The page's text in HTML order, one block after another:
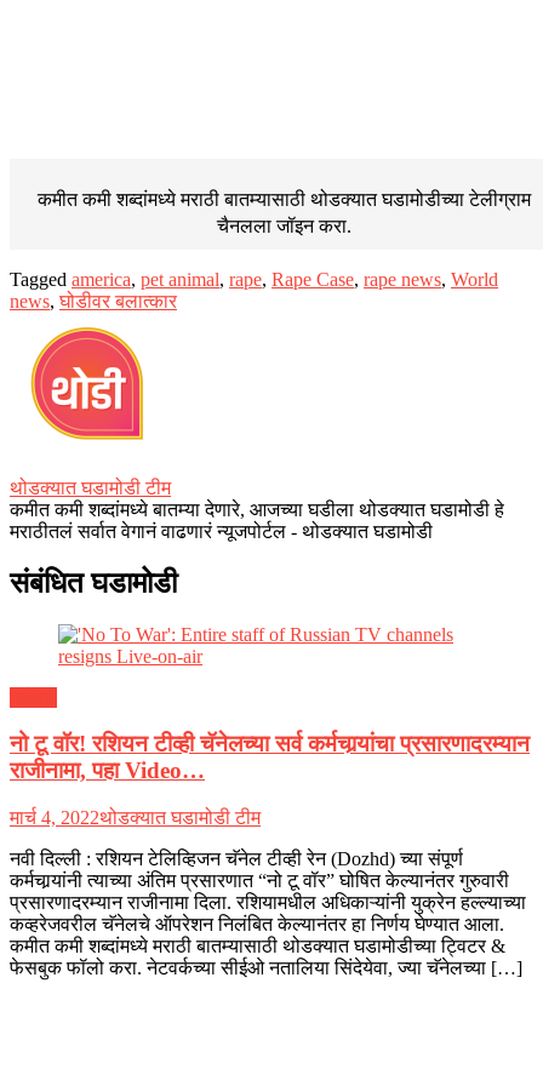
कमीत कमी शब्दांमध्ये मराठी बातम्यासाठी थोडक्यात घडामोडीच्याटेलीग्राम
चैनलला जॉइन करा.
Tagged america, pet animal, rape, Rape Case, rape news, World
news,घोडीवर बलात्कार
थोडक्यात घडामोडी टीम
कमीत कमी शब्दांमध्ये बातम्या देणारे, आजच्या घडीला थोडक्यात घडामोडी हे
मराठीतलं सर्वात वेगानं वाढणारं न्यूजपोर्टल - थोडक्यात घडामोडी
संबंधित घडामोडी
नो टू वॉर! रशियन टीव्ही चॅनेलच्या सर्व कर्मचार्‍यांचा प्रसारणादरम्यान
राजीनामा, पहा Video…
मार्च 4, 2022थोडक्यात घडामोडी टीम
नवी दिल्ली : रशियन टेलिव्हिजन चॅनेल टीव्ही रेन (Dozhd) च्या संपूर्ण
कर्मचार्‍यांनी त्याच्या अंतिम प्रसारणात “नो टू वॉर” घोषित केल्यानंतर गुरुवारी
प्रसारणादरम्यान राजीनामा दिला. रशियामधील अधिकाऱ्यांनी युक्रेन हल्ल्याच्या
कव्हरेजवरील चॅनेलचे ऑपरेशन निलंबित केल्यानंतर हा निर्णय घेण्यात आला.
कमीत कमी शब्दांमध्ये मराठी बातम्यासाठी थोडक्यात घडामोडीच्या ट्विटर &
फेसबुक फॉलो करा. नेटवर्कच्या सीईओ नतालिया सिंदेयेवा, ज्या चॅनेलच्या […]